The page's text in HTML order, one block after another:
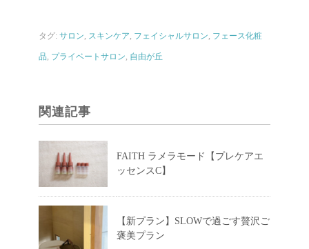
タグ: サロン, スキンケア, フェイシャルサロン, フェース化粧
品, プライベートサロン, 自由が丘
関連記事
FAITH ラメラモード【プレケアエ
ッセンスC】
【新プラン】SLOWで過ごす贅沢ご
褒美プラン